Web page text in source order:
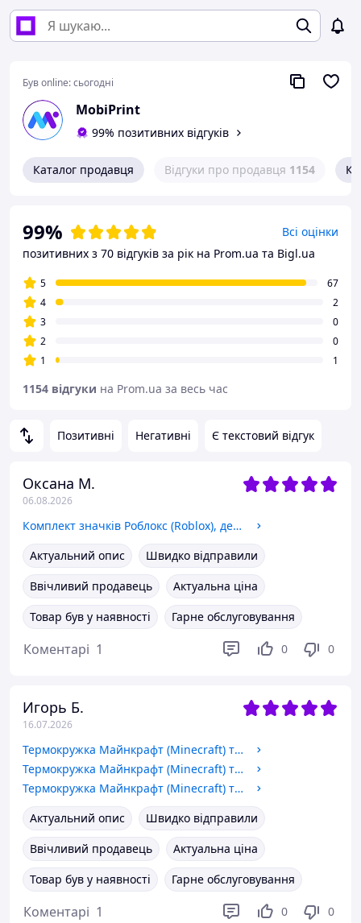
Був online:сьогодні
MobiPrint
99% позитивних відгуків
Каталог продавця Відгуки про продавця 1154
Позитивні Негативні Є текстовий відгук
Оксана М.
06.08.2026
Комплект значків Роблокс (Roblox), декоративні значки на рюкзак, набір значків 12 шт Ø 58мм
Актуальний опис
Швидко відправили
Ввічливий продавець
Актуальна ціна
Товар був у наявності
Гарне обслуговування
Коментарі 1 0 0
Игорь Б.
16.07.2026
Термокружка Майнкрафт (Minecraft) термобанка з нержавіючої сталі з принтом
Термокружка Майнкрафт (Minecraft) термобанка з нержавіючої сталі з принтом
Термокружка Майнкрафт (Minecraft) термобанка з нержавіючої сталі з принтом
Актуальний опис
Швидко відправили
Ввічливий продавець
Актуальна ціна
Товар був у наявності
Гарне обслуговування
Коментарі 1 0 0
99%
Всі оцінки
позитивних з 70 відгуків за рік на Prom.ua та Bigl.ua
5
67
4
2
3
0
2
0
1
1
1154 відгуки на Prom.ua за весь час